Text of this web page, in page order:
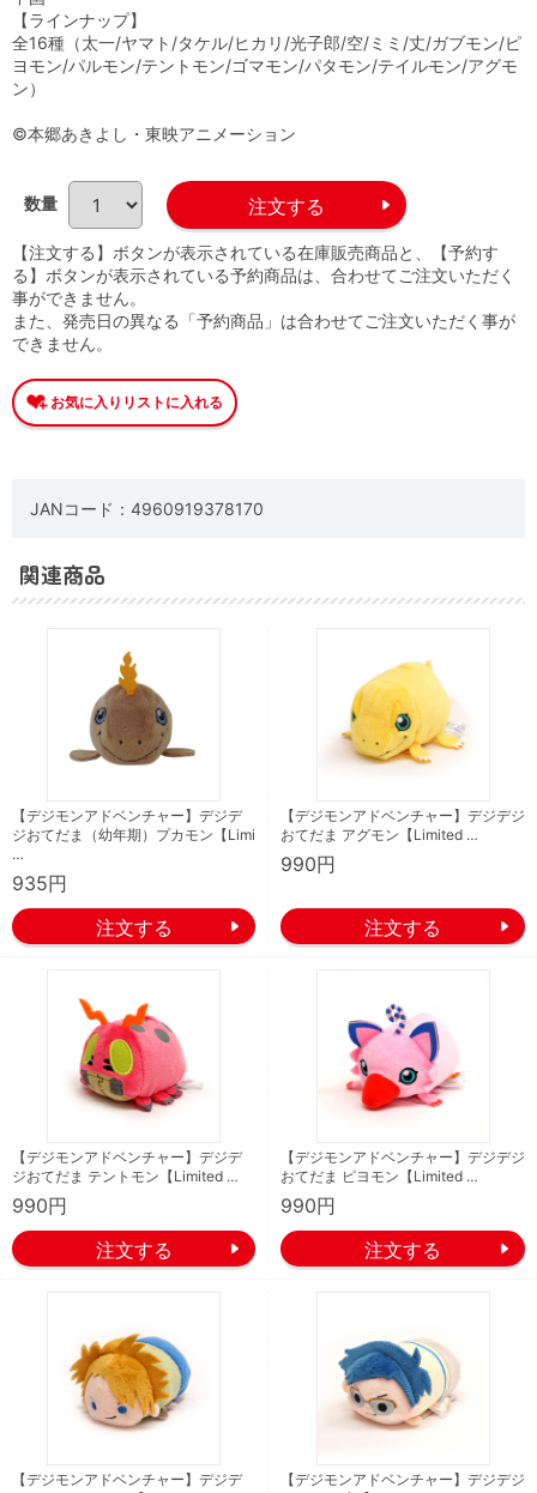
【ラインナップ】
全16種（太一/ヤマト/タケル/ヒカリ/光子郎/空/ミミ/丈/ガブモン/ピ
ヨモン/パルモン/テントモン/ゴマモン/パタモン/テイルモン/アグモ
ン）
©本郷あきよし・東映アニメーション
数量
【注文する】ボタンが表示されている在庫販売商品と、【予約す
る】ボタンが表示されている予約商品は、合わせてご注文いただく
事ができません。
また、発売日の異なる「予約商品」は合わせてご注文いただく事が
できません。
JANコード：4960919378170
関連商品
【デジモンアドベンチャー】デジデ
ジおてだま（幼年期）プカモン【Limi
…
935円
【デジモンアドベンチャー】デジデジ
おてだま アグモン【Limited …
990円
【デジモンアドベンチャー】デジデ
ジおてだま テントモン【Limited …
990円
【デジモンアドベンチャー】デジデジ
おてだま ピヨモン【Limited …
990円
【デジモンアドベンチャー】デジデ
【デジモンアドベンチャー】デジデジ